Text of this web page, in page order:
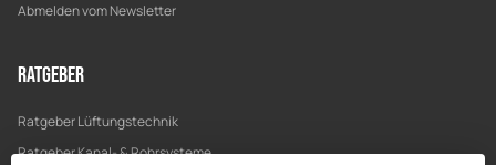
Abmelden vom Newsletter
Ratgeber
Ratgeber Lüftungstechnik
Ratgeber Kanal- & Rohrsysteme